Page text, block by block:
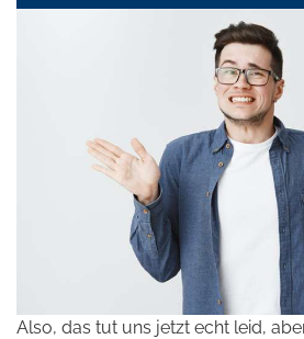
Also, das tut uns jetzt echt leid,